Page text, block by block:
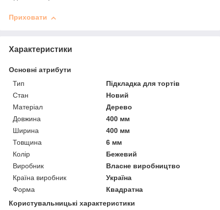
Приховати
Характеристики
Основні атрибути
Тип
Підкладка для тортів
Стан
Новий
Матеріал
Дерево
Довжина
400 мм
Ширина
400 мм
Товщина
6 мм
Колір
Бежевий
Виробник
Власне виробництво
Країна виробник
Україна
Форма
Квадратна
Користувальницькі характеристики